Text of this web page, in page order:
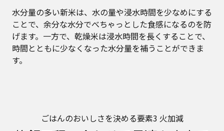
水分量の多い新米は、水の量や浸水時間を少なめにする
ことで、余分な水分でべちゃっとした食感になるのを防
げます。一方で、乾燥米は浸水時間を長くすることで、
時間とともに少なくなった水分量を補うことができま
す。
ごはんのおいしさを決める要素3 火加減